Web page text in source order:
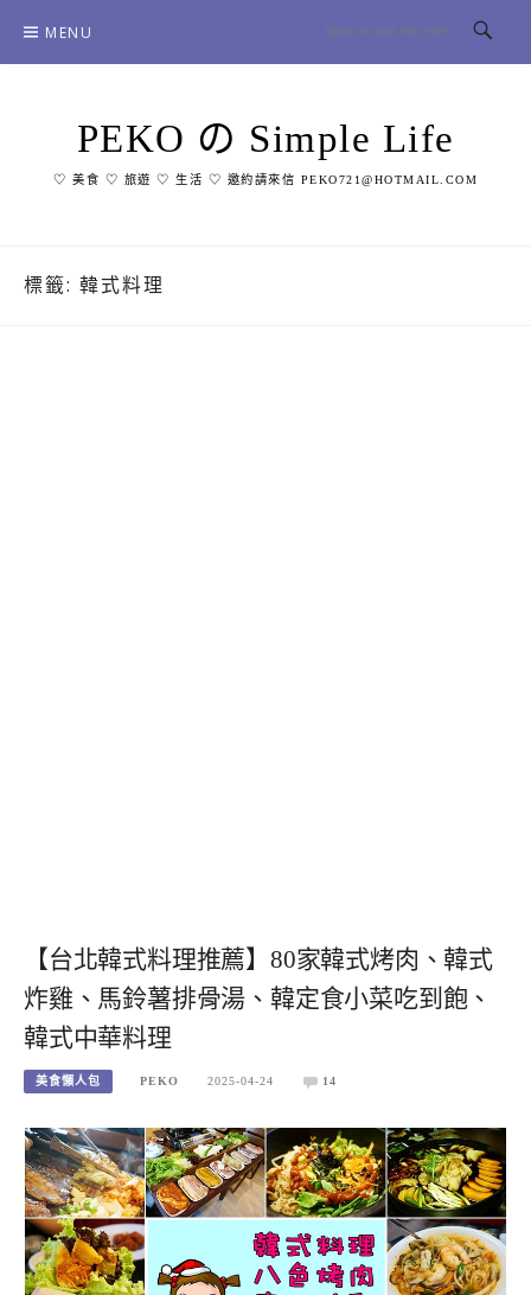
content
MENU
PEKO の Simple Life
♡ 美食 ♡ 旅遊 ♡ 生活 ♡ 邀約請來信 PEKO721@HOTMAIL.COM
標籤: 韓式料理
【台北韓式料理推薦】80家韓式烤肉、韓式
炸雞、馬鈴薯排骨湯、韓定食小菜吃到飽、
韓式中華料理
美食懶人包 PEKO 2025-04-24 14